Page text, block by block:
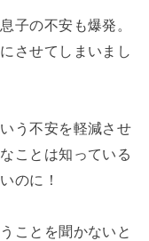
子の不安も爆発。
させてしまいまし
う不安を軽減させ
ことは知っている
のに！
ことを聞かないと